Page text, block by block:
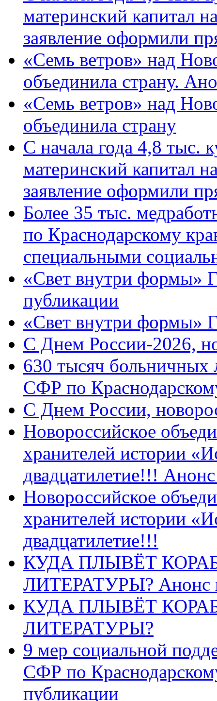
материнский капитал
заявление оформили
«Семь ветров» над
объединила страну.
«Семь ветров» над
объединила страну
С начала года 4,8 тыс.
материнский капитал
заявление оформили
Более 35 тыс.
по Краснодарскому
специальными
«Свет внутри формы»
публикации
«Свет внутри формы»
C Днем России-2026,
630 тысяч больничных
СФР по
C Днем России,
Новороссийское
хранителей истории
двадцатилетие!!!
Новороссийское
хранителей истории
двадцатилетие!!!
КУДА ПЛЫВЁТ
ЛИТЕРАТУРЫ? Анонс
КУДА ПЛЫВЁТ
ЛИТЕРАТУРЫ?
9 мер социальной
СФР по
публикации